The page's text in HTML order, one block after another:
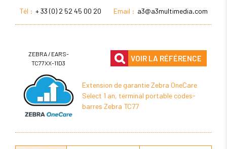
Tél : + 33 (0) 2 52 45 00 20 Email : a3@a3multimedia.com
ZEBRA / EARS-
TC77XX-11D3
VOIR LA RÉFÉRENCE
Extension de garantie Zebra OneCare
Select 1 an, terminal portable codes-
barres Zebra TC77